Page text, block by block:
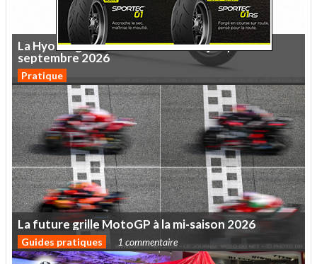
LaHyosungGV125Xà4499eurosjusqu'au30
septembre2026
Pratique
Lafuturegrille MotoGP àlami-saison 2026
Guides pratiques 1 commentaire